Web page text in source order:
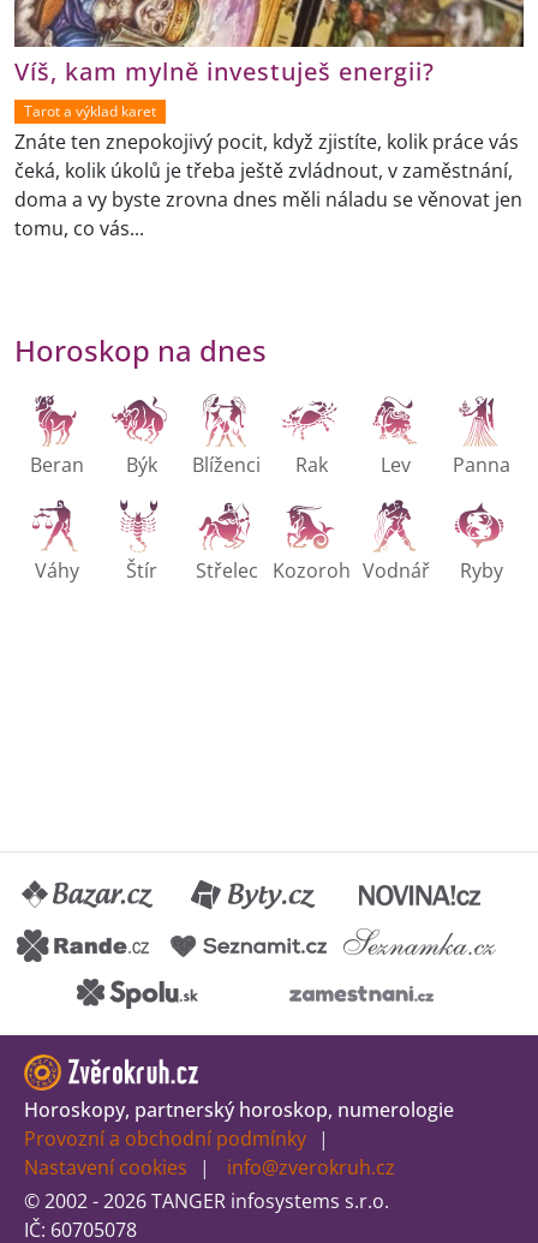
Víš, kam mylně investuješ energii?
Tarot a výklad karet
Znáte ten znepokojivý pocit, když zjistíte, kolik práce vás
čeká, kolik úkolů je třeba ještě zvládnout, v zaměstnání,
doma a vy byste zrovna dnes měli náladu se věnovat jen
tomu, co vás...
Horoskop na dnes
Beran Býk Blíženci Rak Lev Panna
Váhy Štír Střelec Kozoroh Vodnář Ryby
Horoskopy, partnerský horoskop, numerologie
Provozní a obchodní podmínky
Nastavení cookies
info@zverokruh.cz
© 2002 - 2026 TANGER infosystems s.r.o.
IČ: 60705078